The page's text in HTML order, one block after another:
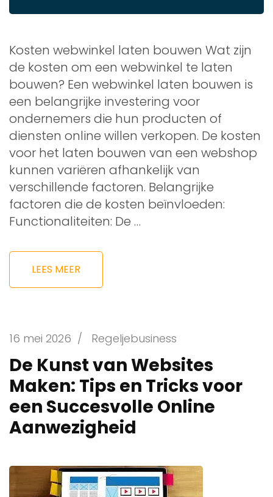
Kosten webwinkel laten bouwen Wat zijn
de kosten om een webwinkel te laten
bouwen? Een webwinkel laten bouwen is
een belangrijke investering voor
ondernemers die hun producten of
diensten online willen verkopen. De kosten
voor het laten bouwen van een webshop
kunnen variëren afhankelijk van
verschillende factoren. Belangrijke
factoren die de kosten beïnvloeden:
Functionaliteiten: De …
LEES MEER
16 mei 2026 / Regeljebusiness
De Kunst van Websites
Maken: Tips en Tricks voor
een Succesvolle Online
Aanwezigheid